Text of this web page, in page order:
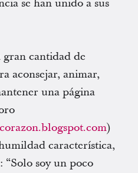
se han unido a sus
gran cantidad de
aconsejar, animar,
una página
)
característica,
soy un poco